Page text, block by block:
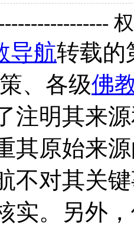
导航转载的
、各级佛
注明其来
其原始来
不对其关
实。另外